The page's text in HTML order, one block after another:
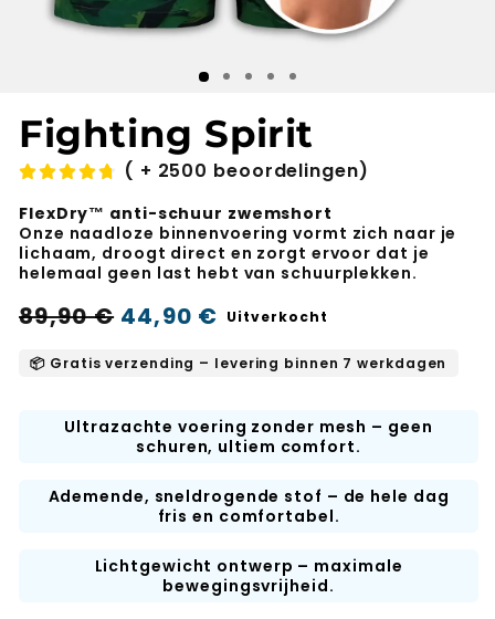
Fighting Spirit
( + 2500 beoordelingen)
FlexDry™ anti-schuur zwemshort
Onze naadloze binnenvoering vormt zich naar je
lichaam, droogt direct en zorgt ervoor dat je
helemaal geen last hebt van schuurplekken.
Normale
prijs
44,90 €
Verkoopprijs
89,90 € Uitverkocht
📦 Gratis verzending – levering binnen 7 werkdagen
Ultrazachte voering zonder mesh – geen
schuren, ultiem comfort.
Ademende, sneldrogende stof – de hele dag
fris en comfortabel.
Lichtgewicht ontwerp – maximale
bewegingsvrijheid.